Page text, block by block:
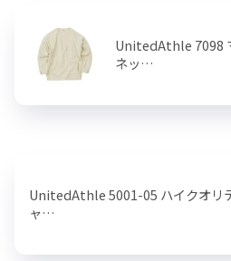
UnitedAthle 7098
ネッ…
UnitedAthle 5001-05 ハイクオリ
ャ…